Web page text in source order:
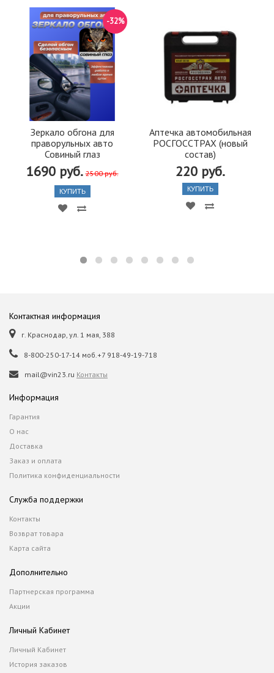
Зеркало обгона для
праворульных авто
Совиный глаз
1690 руб. 2500 руб.
-32%
КУПИТЬ
Аптечка автомобильная
РОСГОССТРАХ (новый
состав)
220 руб.
КУПИТЬ
Контактная информация
г. Краснодар, ул. 1 мая, 388
8-800-250-17-14 моб.+7 918-49-19-718
mail@vin23.ru Контакты
Информация
Гарантия
О нас
Доставка
Заказ и оплата
Политика конфиденциальности
Служба поддержки
Контакты
Возврат товара
Карта сайта
Дополнительно
Партнерская программа
Акции
Личный Кабинет
Личный Кабинет
История заказов